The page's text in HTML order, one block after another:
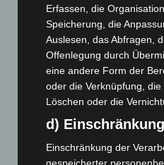
Region Hannover: 21 neue
Roten Kreuz
Mann läuft mit
Zeugen
5. August 2026
5. August 2026
Erfassen, die
Speicherung, die
Auslesen, das Abfragen,
Offenlegung durch
eine andere Form der
oder die Verknüpfung,
Löschen oder die
d)
Einschränkung der